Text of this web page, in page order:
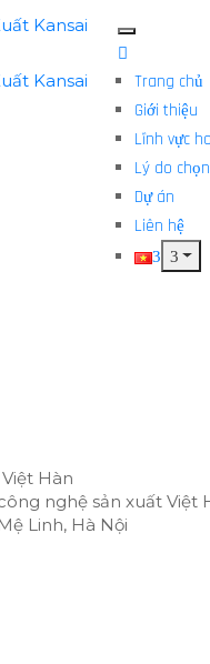
Trang chủ
Giới thiệu
Lĩnh vực
Lý do
Dự án
Liên hệ
Hàn
nghệ sản xuất Việt
Linh, Hà Nội